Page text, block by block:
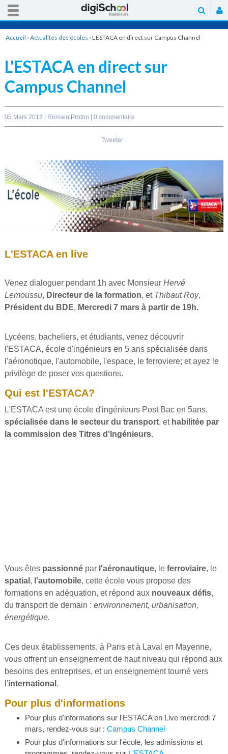
Accueil › Actualités des écoles › L'ESTACA en direct sur Campus Channel
L'ESTACA en direct sur
Campus Channel
05 Mars 2012 | Romain Proton 0 commentaire
Tweeter
L'ESTACA en live
Venez dialoguer pendant 1h avec Monsieur Hervé
Lemoussu, Directeur de la formation, et Thibaut Roy,
Président du BDE, Mercredi 7 mars à partir de 19h.
Lycéens, bacheliers, et étudiants, venez découvrir
l'ESTACA, école d'ingénieurs en 5 ans spécialisée dans
l'aéronotique, l'automobile, l'espace, le ferroviere; et ayez le
privilège de poser vos questions.
Qui est l'ESTACA?
L'ESTACA est une école d'ingénieurs Post Bac en 5ans,
spécialisée dans le secteur du transport, et habilitée par
la commission des Titres d'Ingénieurs.
Vous êtespassionnépar l'aéronautique, le ferroviaire, le
spatial , l'automobile, cette école vous propose des
formations en adéquation, et répond aux nouveaux défis,
du transport de demain : environnement, urbanisation,
énergétique.
Ces deux établissements, à Paris et à Laval en Mayenne,
vous offrent un enseignement de haut niveau qui répond aux
besoins des entreprises, et un enseignement tourné vers
l'international .
Pour plus d'informations
Pour plus d'informations sur l'ESTACA en Live mercredi 7
mars, rendez-vous sur : Campus Channel
Pour plus d'informations sur l'école, les admissions et